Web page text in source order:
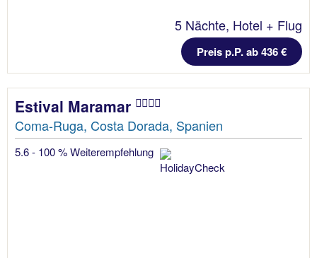
5 Nächte, Hotel + Flug
Preis p.P. ab 436 €
Estival Maramar
Coma-Ruga, Costa Dorada, Spanien
5.6 - 100 % Weiterempfehlung